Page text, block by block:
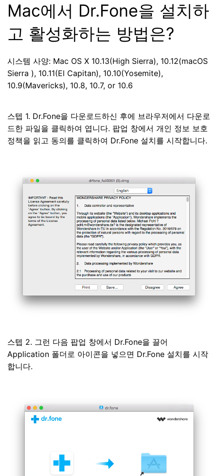
Mac에서 Dr.Fone을 설치하
고 활성화하는 방법은?
시스템 사양: Mac OS X 10.13(High Sierra), 10.12(macOS
Sierra ), 10.11(El Capitan), 10.10(Yosemite),
10.9(Mavericks), 10.8, 10.7, or 10.6
스텝 1. Dr.Fone을 다운로드하신 후에 브라우저에서 다운로
드한 파일을 클릭하여 엽니다. 팝업 창에서 개인 정보 보호
정책을 읽고 동의를 클릭하여 Dr.Fone 설치를 시작합니다.
스텝 2. 그런 다음 팝업 창에서 Dr.Fone을 끌어
Application 폴더로 아이콘을 넣으면 Dr.Fone 설치를 시작
합니다.